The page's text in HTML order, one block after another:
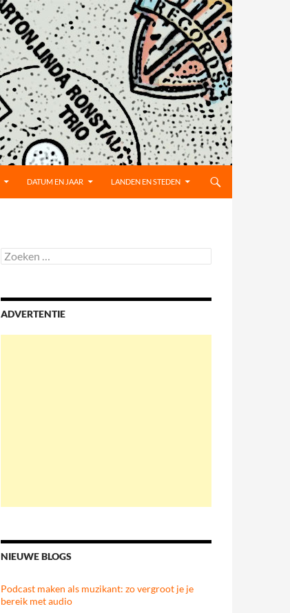
DATUM EN JAAR LANDEN EN STEDEN
Zoeken
naar:
ADVERTENTIE
NIEUWE BLOGS
Podcast maken als muzikant: zo vergroot je je
bereik met audio